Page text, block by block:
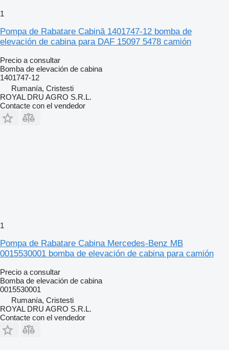
1
Pompa de Rabatare Cabină 1401747-12 bomba de
elevación de cabina para DAF 15097 5478 camión
Precio a consultar
Bomba de elevación de cabina
1401747-12
Rumanía, Cristesti
ROYAL DRU AGRO S.R.L.
Contacte con el vendedor
1
Pompa de Rabatare Cabina Mercedes-Benz MB
0015530001 bomba de elevación de cabina para camión
Precio a consultar
Bomba de elevación de cabina
0015530001
Rumanía, Cristesti
ROYAL DRU AGRO S.R.L.
Contacte con el vendedor